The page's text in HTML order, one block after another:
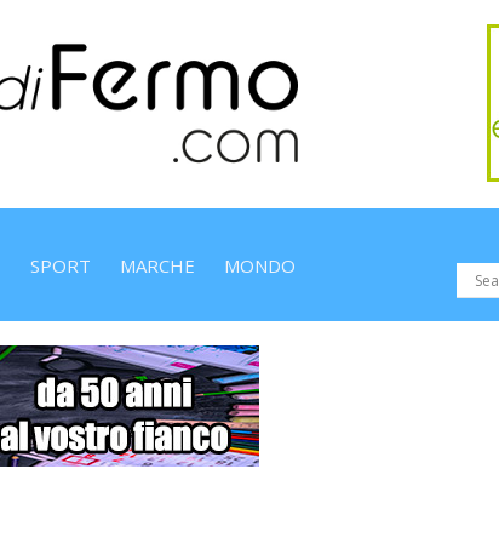
SPORT MARCHE MONDO